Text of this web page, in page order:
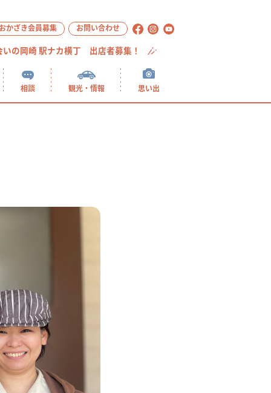
相談 観光・情報 思い出
かざき会員募集 お問い合わせ
いの岡崎 駅ナカ横丁 出店者募集！